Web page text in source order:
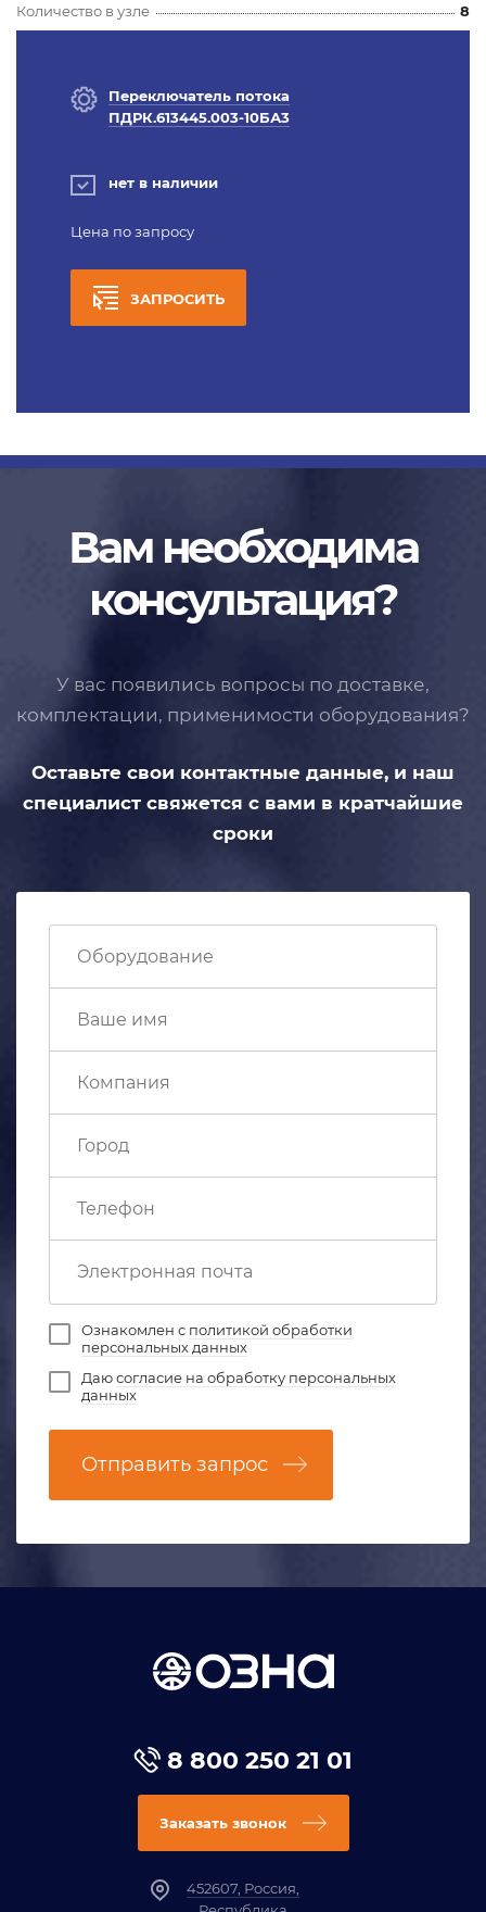
Количество в узле
8
Переключатель потока
ПДРК.613445.003-10БА3
нет в наличии
Цена по запросу
ЗАПРОСИТЬ
Вам необходима
консультация?
У вас появились вопросы по доставке,
комплектации, применимости оборудования?
Оставьте свои контактные данные, и наш
специалист свяжется с вами в кратчайшие
сроки
Ознакомлен с политикой обработки
персональных данных
Даюсогласие на обработку персональных
данных
Отправить запрос
8 800 250 21 01
Заказать звонок
452607, Россия,